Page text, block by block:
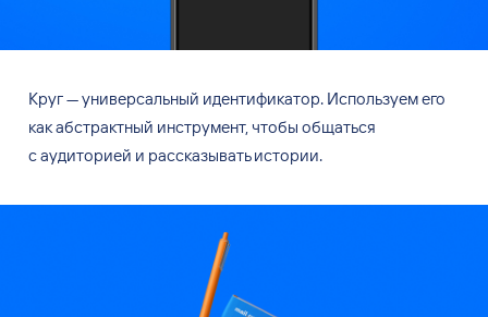
Круг—универсальный идентификатор. Используем его
как абстрактный инструмент, чтобы общаться
саудиторией и рассказывать истории.